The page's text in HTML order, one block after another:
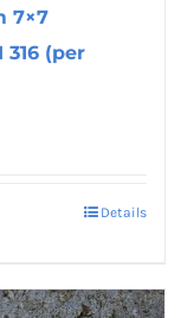
7×7
(per
Details